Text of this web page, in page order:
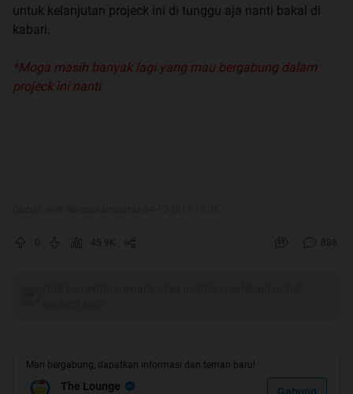
untuk kelanjutan projeck ini di tunggu aja nanti bakal di
kabari.
*Moga masih banyak lagi yang mau bergabung dalam
projeck ini nanti.
0 45.9K 888
Mari bergabung, dapatkan informasi dan teman baru!
The Lounge Gabung